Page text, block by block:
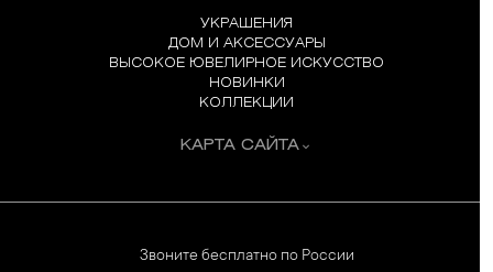
УКРАШЕНИЯ
ДОМ И АКСЕССУАРЫ
ВЫСОКОЕ ЮВЕЛИРНОЕ ИСКУССТВО
НОВИНКИ
КОЛЛЕКЦИИ
КАРТА САЙТА
Звоните бесплатно по России